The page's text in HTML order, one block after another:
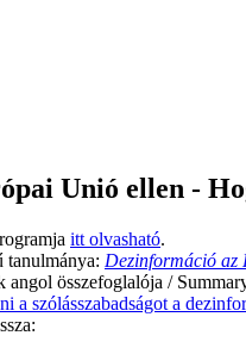
Unió ellen -
itt olvasható.
tanulmánya: Dezinformáció
összefoglalója /
a szólásszabadságot a